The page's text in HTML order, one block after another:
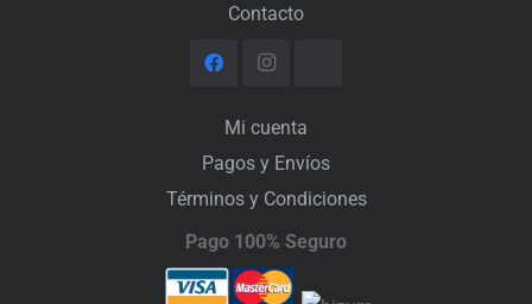
Contacto
Mi cuenta
Pagos y Envíos
Términos y Condiciones
Pago 100% Seguro